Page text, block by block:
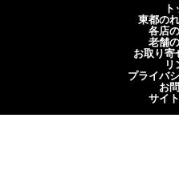
東都の
各店
老舗
お取り寄
リ
プライバ
お
サイ